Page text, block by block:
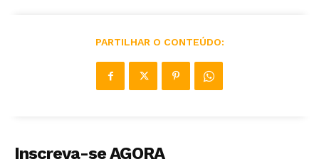
PARTILHAR O CONTEÚDO:
Inscreva-se AGORA